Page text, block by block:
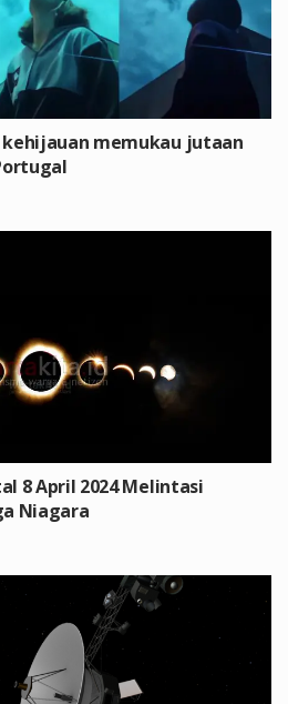
memukau jutaan
8 April 2024 Melintasi
Niagara